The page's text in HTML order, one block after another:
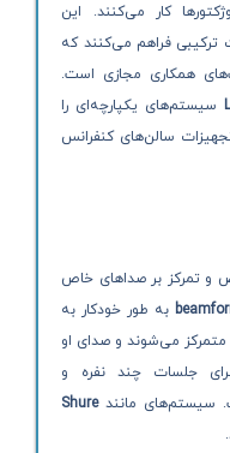
کار می‌کنند. این
ترکیبی فراهم می‌کنند که
همکاری مجازی است.
سیستم‌های یکپارچه‌ای را
سالن‌های کنفرانس
و تمرکز بر صداهای خاص
به طور خودکار به
می‌شوند و صدای او
جلسات چند نفره و
سیستم‌های مانندShure